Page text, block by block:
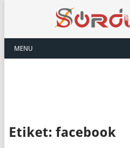
MENU
Etiket: facebook